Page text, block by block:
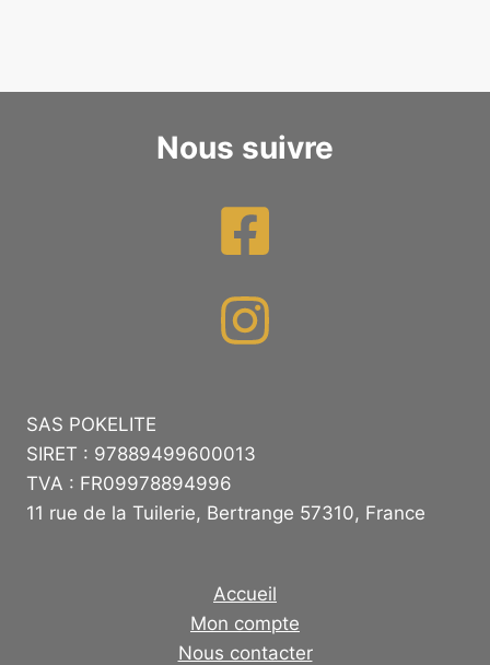
Nous suivre
SAS POKELITE
SIRET : 97889499600013
TVA : FR09978894996
11 rue de la Tuilerie, Bertrange 57310, France
Accueil
Mon compte
Nous contacter